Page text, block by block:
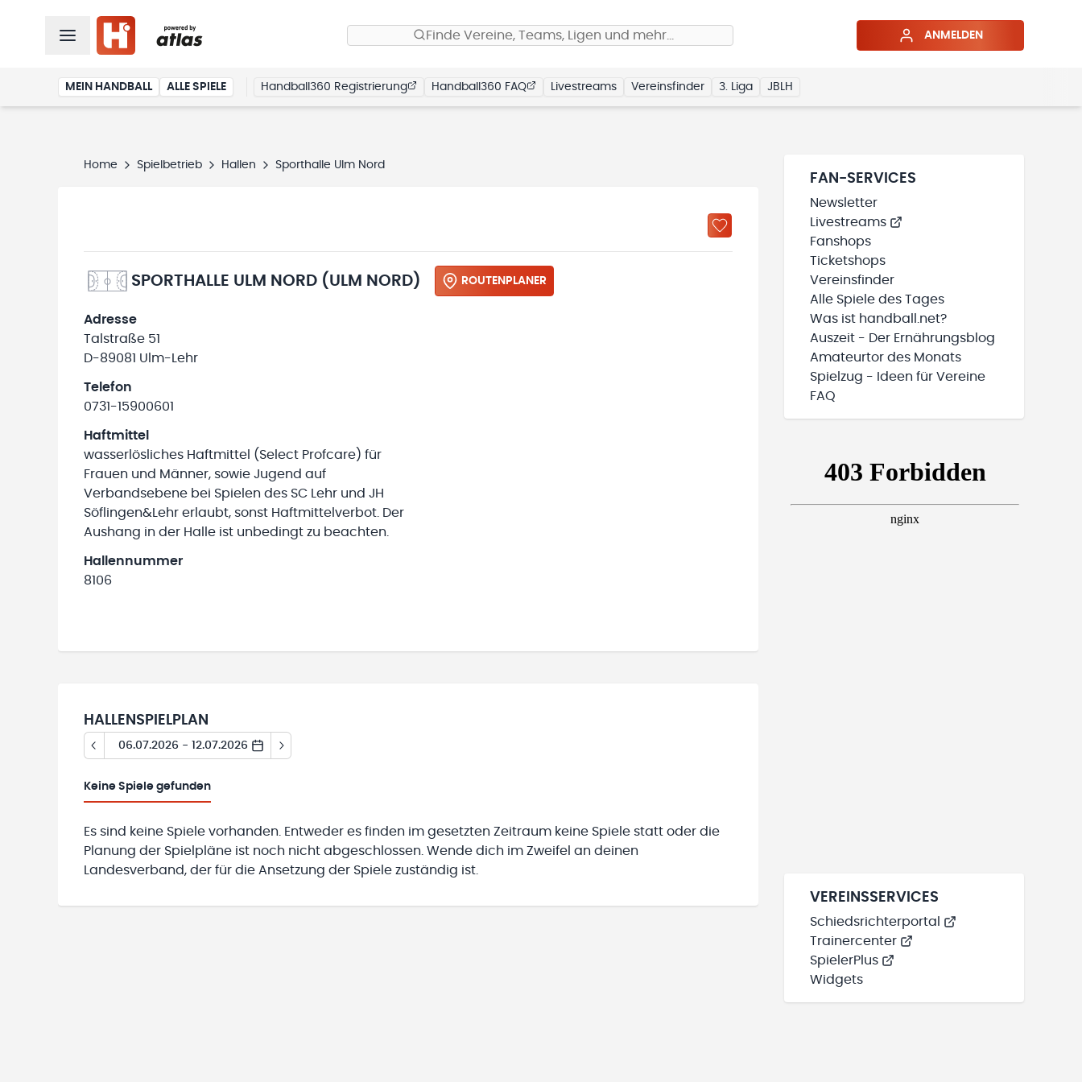
Finde Vereine, Teams, Ligen und mehr… ANMELDEN
MEIN HANDBALL ALLE SPIELE Handball360 Registrierung Handball360 FAQ Livestreams Vereinsfinder 3. Liga JBLH
Home Spielbetrieb Hallen Sporthalle Ulm Nord
SPORTHALLE ULM NORD (ULM NORD) ROUTENPLANER
Adresse
Talstraße 51
D-89081 Ulm-Lehr
Telefon
0731-15900601
Haftmittel
wasserlösliches Haftmittel (Select Profcare) für
Frauen und Männer, sowie Jugend auf
Verbandsebene bei Spielen des SC Lehr und JH
Söflingen&Lehr erlaubt, sonst Haftmittelverbot. Der
Aushang in der Halle ist unbedingt zu beachten.
Hallennummer
8106
HALLENSPIELPLAN
06.07.2026 - 12.07.2026
Keine Spiele gefunden
Es sind keine Spiele vorhanden. Entweder es finden im gesetzten Zeitraum keine Spiele statt oder die
Planung der Spielpläne ist noch nicht abgeschlossen. Wende dich im Zweifel an deinen
Landesverband, der für die Ansetzung der Spiele zuständig ist.
FAN-SERVICES
Newsletter
Livestreams
Fanshops
Ticketshops
Vereinsfinder
Alle Spiele des Tages
Was ist handball.net?
Auszeit - Der Ernährungsblog
Amateurtor des Monats
Spielzug - Ideen für Vereine
FAQ
VEREINSSERVICES
Schiedsrichterportal
Trainercenter
SpielerPlus
Widgets